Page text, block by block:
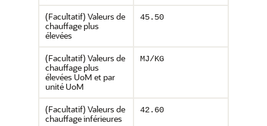
(Facultatif) Valeurs de
chauffage plus
élevées
45.50
(Facultatif) Valeurs de
chauffage plus
élevées UoM et par
unité UoM
MJ/KG
(Facultatif) Valeurs de
chauffage inférieures
42.60